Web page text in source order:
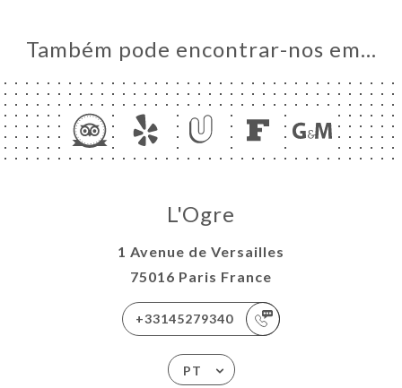
Também pode encontrar-nos em…
L'Ogre
1 Avenue de Versailles
75016 Paris France
+33145279340
PT